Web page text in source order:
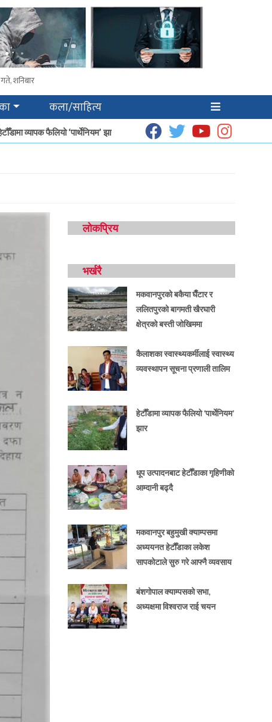
शनिबार
कला/साहित्य
व्यापक फैलियो ‘पार्थेनियम’ झार धूप उत्पादनबाट हेटौँडाका गृहिणीको आम्दानी बढ्दै
लोकप्रिय
भर्खरै
मकवानपुरको बकैया घैँटार र
ललितपुरको बागमती खैरघारी
क्षेत्रको बस्ती जोखिममा
कैलाशका स्वास्थ्यकर्मीलाई स्वास्थ्य
व्यवस्थापन सूचना प्रणाली तालिम
हेटौँडामा व्यापक फैलियो ‘पार्थेनियम’
झार
धूप उत्पादनबाट हेटौँडाका गृहिणीको
आम्दानी बढ्दै
मकवानपुर बहुमुखी क्याम्पसमा
अध्ययनत हेटौँडाका लकेश
सापकोटाले सुरु गरे आफ्नै व्यवसाय
बंशगोपाल क्याम्पसको सभा,
अध्यक्षमा विश्वराज राई चयन